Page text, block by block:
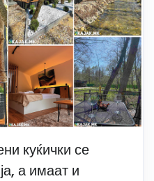
куќички се
а имаат и